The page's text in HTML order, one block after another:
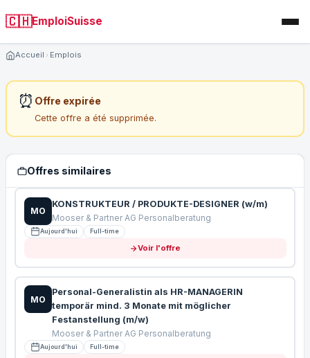
🇨🇭EmploiSuisse
Accueil Emplois
⏰ Offre expirée
Cette offre a été supprimée.
Offres similaires
MO
KONSTRUKTEUR / PRODUKTE-DESIGNER (w/m)
Mooser & Partner AG Personalberatung
Aujourd'hui Full-time
Voir l'offre
MO
Personal-Generalistin als HR-MANAGERIN
temporär mind. 3 Monate mit möglicher
Festanstellung (m/w)
Mooser & Partner AG Personalberatung
Aujourd'hui Full-time